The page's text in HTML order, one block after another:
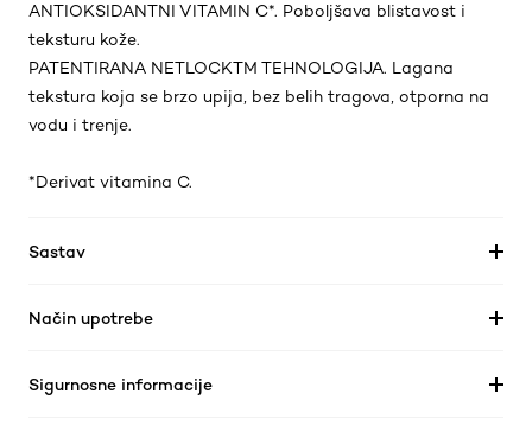
ANTIOKSIDANTNI VITAMIN C*. Poboljšava blistavost i
teksturu kože.
PATENTIRANA NETLOCKTM TEHNOLOGIJA. Lagana
tekstura koja se brzo upija, bez belih tragova, otporna na
vodu i trenje.
*Derivat vitamina C.
Sastav
Način upotrebe
Sigurnosne informacije